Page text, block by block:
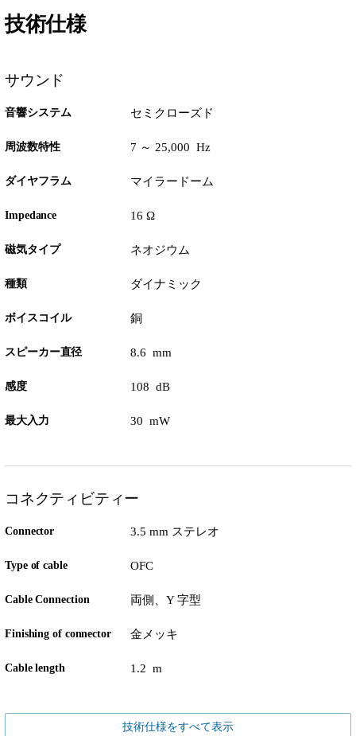
技術仕様
サウンド
音響システム セミクローズド
周波数特性 7 ～ 25,000 Hz
ダイヤフラム マイラードーム
Impedance 16 Ω
磁気タイプ ネオジウム
種類 ダイナミック
ボイスコイル 銅
スピーカー直径 8.6 mm
感度 108 dB
最大入力 30 mW
コネクティビティー
Connector 3.5 mm ステレオ
Type of cable OFC
Cable Connection 両側、Y 字型
Finishing of connector 金メッキ
Cable length 1.2 m
技術仕様をすべて表示